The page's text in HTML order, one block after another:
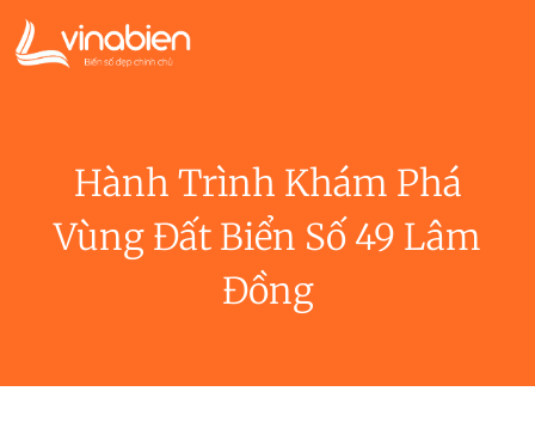
Hành Trình Khám Phá
Vùng Đất Biển Số 49 Lâm
Đồng